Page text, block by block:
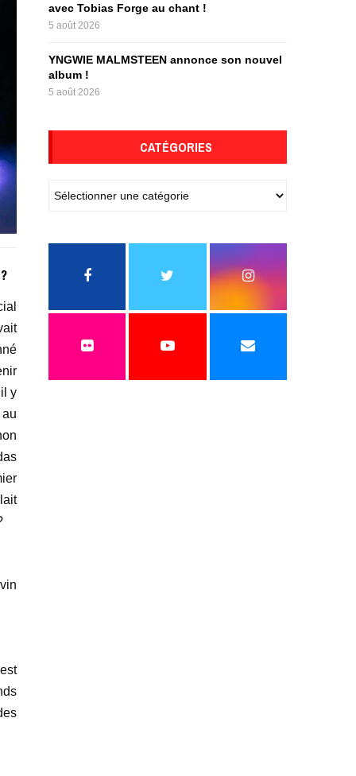
y
avec Tobias Forge au chant !
5 août 2026
YNGWIE MALMSTEEN annonce son nouvel
album !
5 août 2026
CATÉGORIES